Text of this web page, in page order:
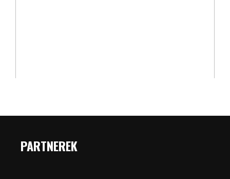
PARTNEREK